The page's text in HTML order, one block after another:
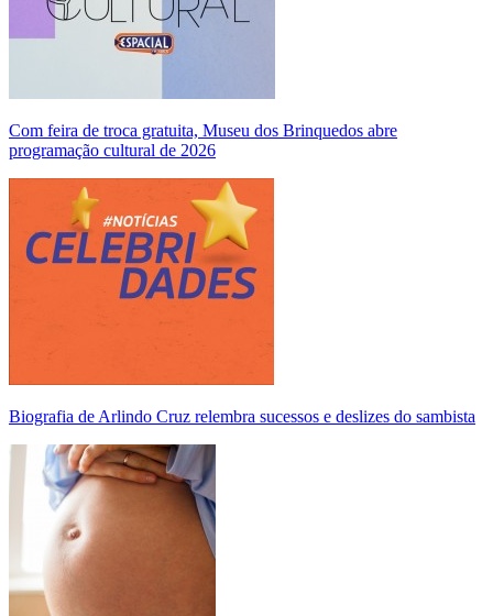
Com feira de troca gratuita, Museu dos Brinquedos abre
programação cultural de 2026
Biografia de Arlindo Cruz relembra sucessos e deslizes do sambista